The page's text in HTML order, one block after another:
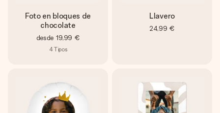
Foto en bloques de
chocolate
desde 19,99 €
4Tipos
Llavero
24,99 €